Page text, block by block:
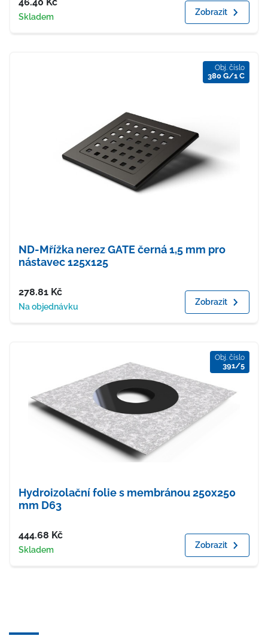
Dostupnost
Skladem Zobrazit
Obj. číslo
380 G/1 C
ND-Mřížka nerez GATE černá 1,5 mm pro
nástavec 125x125
Cena
278.81 Kč
Dostupnost
Na objednávku Zobrazit
Obj. číslo
391/5
Hydroizolační folie s membránou 250x250
mm D63
Cena
444.68 Kč
Dostupnost
Skladem Zobrazit